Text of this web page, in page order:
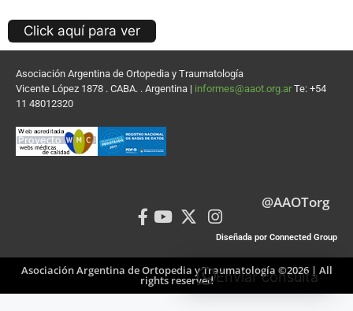
Click aquí para ver
Asociación Argentina de Ortopedia y Traumatología
Vicente López 1878 . CABA. . Argentina | informes@aaot.org.ar Te: +54
11 48012320
@AAOTorg
Diseñada por Connected Group
Asociación Argentina de Ortopedia y Traumatología ©2026 | All
rights reservedEnviar consulta